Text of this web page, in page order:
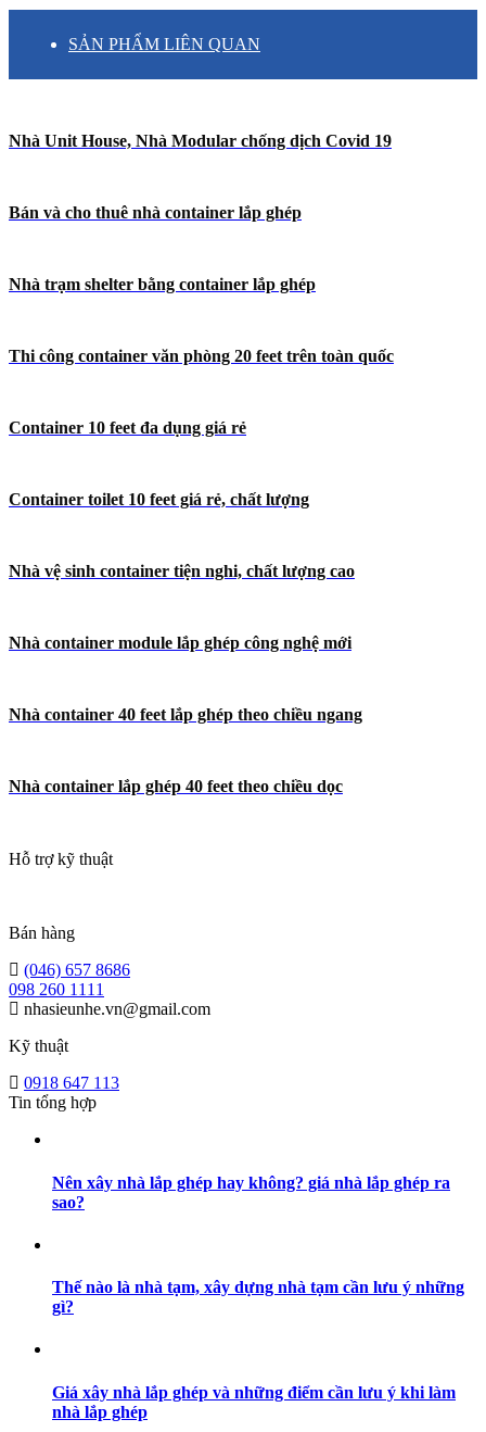
SẢN PHẨM LIÊN QUAN
Nhà Unit House, Nhà Modular chống dịch Covid 19
Bán và cho thuê nhà container lắp ghép
Nhà trạm shelter bằng container lắp ghép
Thi công container văn phòng 20 feet trên toàn quốc
Container 10 feet đa dụng giá rẻ
Container toilet 10 feet giá rẻ, chất lượng
Nhà vệ sinh container tiện nghi, chất lượng cao
Nhà container module lắp ghép công nghệ mới
Nhà container 40 feet lắp ghép theo chiều ngang
Nhà container lắp ghép 40 feet theo chiều dọc
Hỗ trợ kỹ thuật
Bán hàng
(046) 657 8686
098 260 1111
nhasieunhe.vn@gmail.com
Kỹ thuật
0918 647 113
Tin tổng hợp
Nên xây nhà lắp ghép hay không? giá nhà lắp ghép ra
sao?
Thế nào là nhà tạm, xây dựng nhà tạm cần lưu ý những
gì?
Giá xây nhà lắp ghép và những điểm cần lưu ý khi làm
nhà lắp ghép